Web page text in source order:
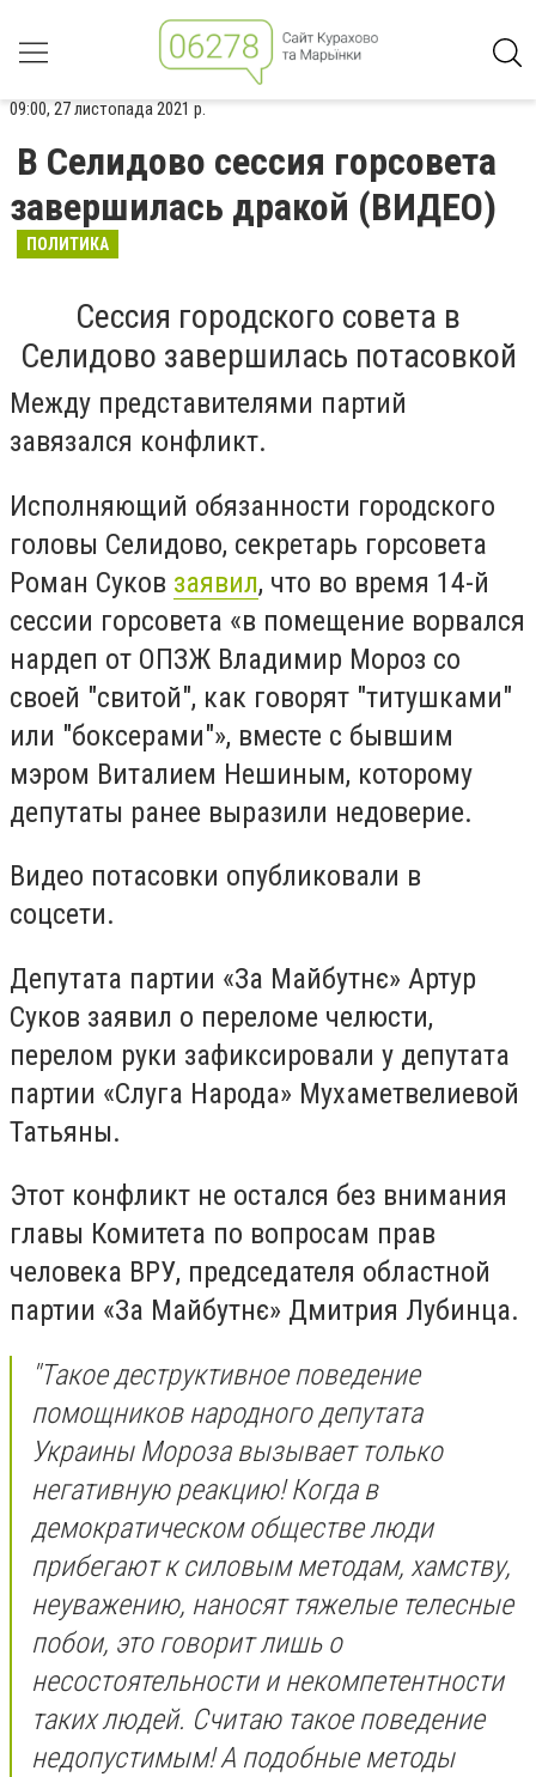
09:00, 27 листопада 2021 р.
В Селидово сессия горсовета
завершилась дракой (ВИДЕО)
ПОЛИТИКА
Сессия городского совета в
Селидово завершилась потасовкой
Между представителями партий
завязался конфликт.
Исполняющий обязанности городского
головы Селидово, секретарь горсовета
Роман Суков заявил, что во время 14-й
сессии горсовета «в помещение ворвался
нардеп от ОПЗЖ Владимир Мороз со
своей "свитой", как говорят "титушками"
или "боксерами"», вместе с бывшим
мэром Виталием Нешиным, которому
депутаты ранее выразили недоверие.
Видео потасовки опубликовали в
соцсети.
Депутата партии «За Майбутнє» Артур
Суков заявил о переломе челюсти,
перелом руки зафиксировали у депутата
партии «Слуга Народа» Мухаметвелиевой
Татьяны.
Этот конфликт не остался без внимания
главы Комитета по вопросам прав
человека ВРУ, председателя областной
партии «За Майбутнє» Дмитрия Лубинца.
"Такое деструктивное поведение
помощников народного депутата
Украины Мороза вызывает только
негативную реакцию! Когда в
демократическом обществе люди
прибегают к силовым методам, хамству,
неуважению, наносят тяжелые телесные
побои, это говорит лишь о
несостоятельности и некомпетентности
таких людей. Считаю такое поведение
недопустимым! А подобные методы